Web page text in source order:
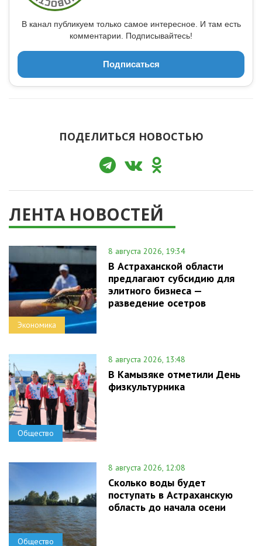
В канал публикуем только самое интересное. И там есть
комментарии. Подписывайтесь!
Подписаться
ПОДЕЛИТЬСЯ НОВОСТЬЮ
ЛЕНТА НОВОСТЕЙ
Экономика
8 августа 2026, 19:34
В Астраханской области
предлагают субсидию для
элитного бизнеса —
разведение осетров
Общество
8 августа 2026, 13:48
В Камызяке отметили День
физкультурника
Общество
8 августа 2026, 12:08
Сколько воды будет
поступать в Астраханскую
область до начала осени